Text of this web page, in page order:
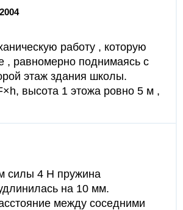
работу , которую
, равномерно поднимаясь с
этаж здания школы.
высота 1 этожа ровно 5 м ,
силы 4 Н пружина
на 10 мм.
между соседними